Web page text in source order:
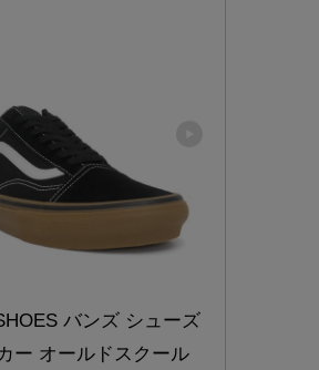
バンズ シューズ
ー オールドスクール